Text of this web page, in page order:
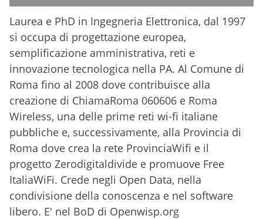
Laurea e PhD in Ingegneria Elettronica, dal 1997
si occupa di progettazione europea,
semplificazione amministrativa, reti e
innovazione tecnologica nella PA. Al Comune di
Roma fino al 2008 dove contribuisce alla
creazione di ChiamaRoma 060606 e Roma
Wireless, una delle prime reti wi-fi italiane
pubbliche e, successivamente, alla Provincia di
Roma dove crea la rete ProvinciaWifi e il
progetto Zerodigitaldivide e promuove Free
ItaliaWiFi. Crede negli Open Data, nella
condivisione della conoscenza e nel software
libero. E' nel BoD di Openwisp.org